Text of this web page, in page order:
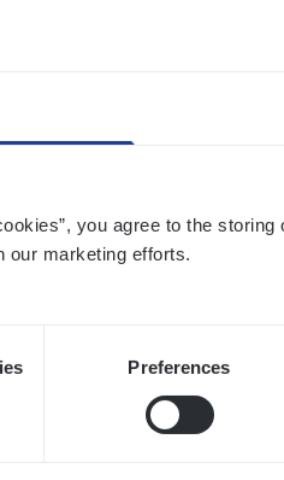
you agree to the
our marketing efforts.
Preferences
Bro­ker
Antwerpen
Insu­ran­ce
Sales Management